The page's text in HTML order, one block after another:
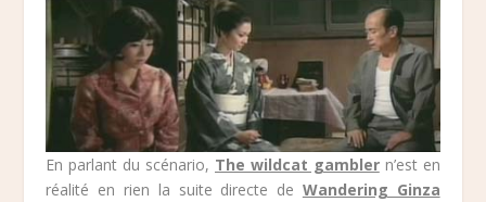
En parlant du scénario, The wildcat gamblern’est en
réalité en rien la suite directe de Wandering Ginza